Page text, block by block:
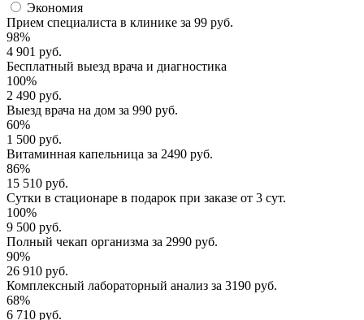
Экономия
Прием специалиста в клинике за 99 руб.
98%
4 901 руб.
Бесплатный выезд врача и диагностика
100%
2 490 руб.
Выезд врача на дом за 990 руб.
60%
1 500 руб.
Витаминная капельница за 2490 руб.
86%
15 510 руб.
Сутки в стационаре в подарок при заказе от 3 сут.
100%
9 500 руб.
Полный чекап организма за 2990 руб.
90%
26 910 руб.
Комплексный лабораторный анализ за 3190 руб.
68%
6 710 руб.